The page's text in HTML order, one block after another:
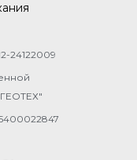
24122009